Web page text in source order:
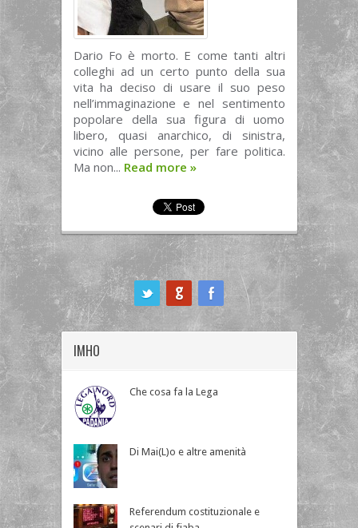
Dario Fo è morto. E come tanti altri
colleghi ad un certo punto della sua
vita ha deciso di usare il suo peso
nell’immaginazione e nel sentimento
popolare della sua figura di uomo
libero, quasi anarchico, di sinistra,
vicino alle persone, per fare politica.
Ma non... Read more »
IMHO
Che cosa fa la Lega
Di Mai(L)o e altre amenità
Referendum costituzionale e